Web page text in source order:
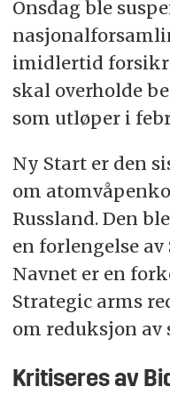
Onsdag ble
imidlertid
skal overholde
som utløper i
Ny Start er den
om
Russland. Den
en forlengelse av
Navnet er en
Strategic arms
om reduksjon av
Kritiseres av